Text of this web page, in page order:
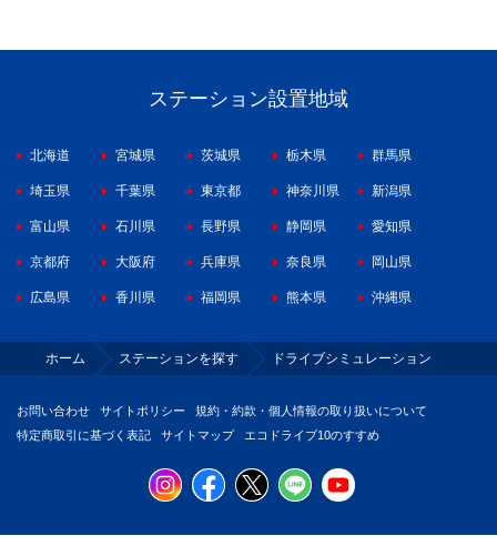
ステーション設置地域
北海道 宮城県 茨城県 栃木県 群馬県
埼玉県 千葉県 東京都 神奈川県 新潟県
富山県 石川県 長野県 静岡県 愛知県
京都府 大阪府 兵庫県 奈良県 岡山県
広島県 香川県 福岡県 熊本県 沖縄県
ホーム ステーションを探す ドライブシミュレーション
お問い合わせ サイトポリシー
規約・約款・個人情報の取り扱いについて
特定商取引に基づく表記
サイトマップ エコドライブ10のすすめ